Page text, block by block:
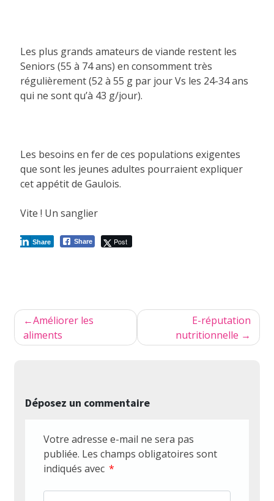
Les plus grands amateurs de viande restent les
Seniors (55 à 74 ans) en consomment très
régulièrement (52 à 55 g par jour Vs les 24-34 ans
qui ne sont qu’à 43 g/jour).
Les besoins en fer de ces populations exigentes
que sont les jeunes adultes pourraient expliquer
cet appétit de Gaulois.
Vite ! Un sanglier
Share Post
Share
Navigation
de
Améliorer les
aliments
E-réputation
nutritionnelle
Déposez un commentaire
Votre adresse e-mail ne sera pas
publiée. Les champs obligatoires sont
indiqués avec *